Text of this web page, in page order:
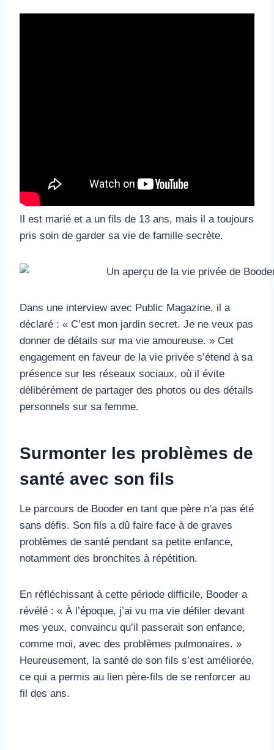
Il est marié et a un fils de 13 ans, mais il a toujours
pris soin de garder sa vie de famille secrète.
Dans une interview avec Public Magazine, il a
déclaré : « C’est mon jardin secret. Je ne veux pas
donner de détails sur ma vie amoureuse. » Cet
engagement en faveur de la vie privée s’étend à sa
présence sur les réseaux sociaux, où il évite
délibérément de partager des photos ou des détails
personnels sur sa femme.
Surmonter les problèmes de
santé avec son fils
Le parcours de Booder en tant que père n’a pas été
sans défis. Son fils a dû faire face à de graves
problèmes de santé pendant sa petite enfance,
notamment des bronchites à répétition.
En réfléchissant à cette période difficile, Booder a
révélé : « À l’époque, j’ai vu ma vie défiler devant
mes yeux, convaincu qu’il passerait son enfance,
comme moi, avec des problèmes pulmonaires. »
Heureusement, la santé de son fils s’est améliorée,
ce qui a permis au lien père-fils de se renforcer au
fil des ans.